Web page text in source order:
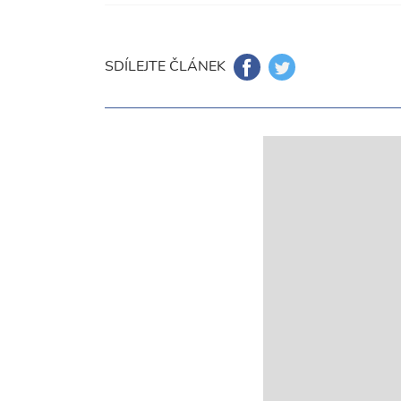
SDÍLEJTE ČLÁNEK